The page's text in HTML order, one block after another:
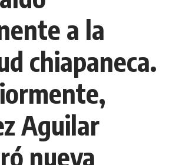
a la
chiapaneca.
Aguilar
nueva